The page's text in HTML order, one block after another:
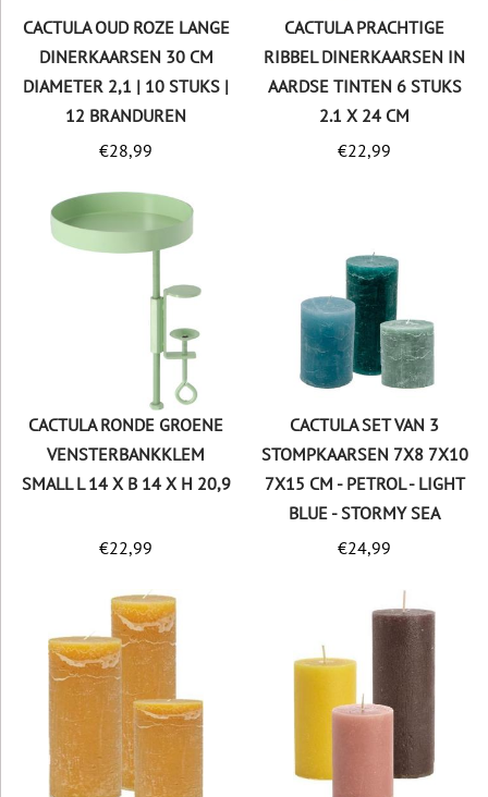
CACTULA OUD ROZE LANGE
DINERKAARSEN 30 CM
DIAMETER 2,1 | 10 STUKS |
12 BRANDUREN
€28,99
CACTULA PRACHTIGE
RIBBEL DINERKAARSEN IN
AARDSE TINTEN 6 STUKS
2.1 X 24 CM
€22,99
CACTULA RONDE GROENE
VENSTERBANKKLEM
SMALL L 14 X B 14 X H 20,9
€22,99
CACTULA SET VAN 3
STOMPKAARSEN 7X8 7X10
7X15 CM - PETROL - LIGHT
BLUE - STORMY SEA
€24,99